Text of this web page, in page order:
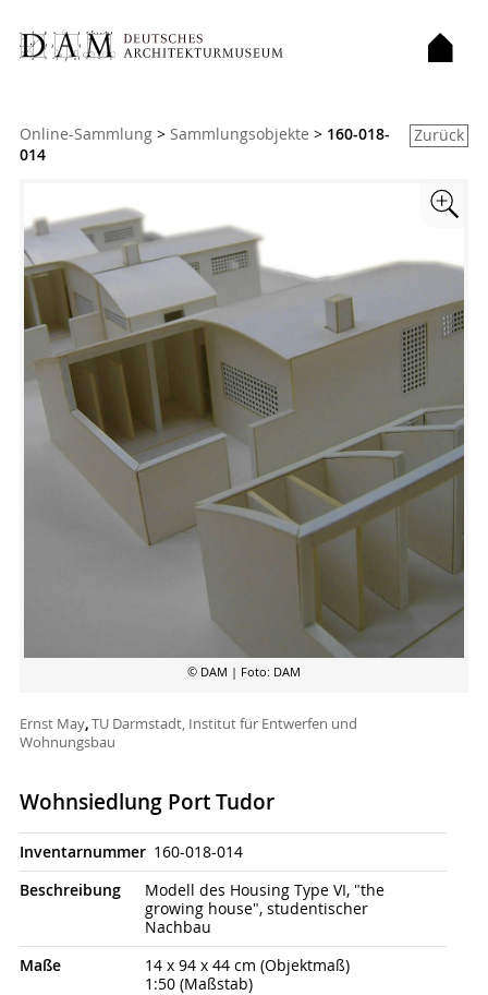
Zurück
Sie sind hier:
Online-Sammlung > Sammlungsobjekte > 160-018-
014
© DAM | Foto: DAM
Ernst May,TU Darmstadt, Institut für Entwerfen und
Wohnungsbau
Wohnsiedlung Port Tudor
Inventarnummer 160-018-014
Beschrei­bung
Modell des Housing Type VI, "the
growing house", studentischer
Nachbau
Maße
14 x 94 x 44 cm (Objektmaß)
1:50 (Maßstab)